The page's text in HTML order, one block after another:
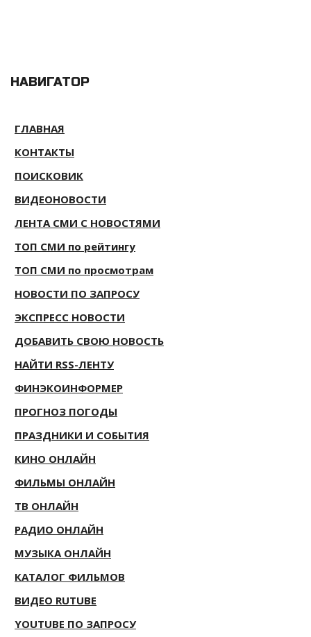
НАВИГАТОР
ГЛАВНАЯ
КОНТАКТЫ
ПОИСКОВИК
ВИДЕОНОВОСТИ
ЛЕНТА СМИ С НОВОСТЯМИ
ТОП СМИ по рейтингу
ТОП СМИ по просмотрам
НОВОСТИ ПО ЗАПРОСУ
ЭКСПРЕСС НОВОСТИ
ДОБАВИТЬ СВОЮ НОВОСТЬ
НАЙТИ RSS-ЛЕНТУ
ФИНЭКОИНФОРМЕР
ПРОГНОЗ ПОГОДЫ
ПРАЗДНИКИ И СОБЫТИЯ
КИНО ОНЛАЙН
ФИЛЬМЫ ОНЛАЙН
ТВ ОНЛАЙН
РАДИО ОНЛАЙН
МУЗЫКА ОНЛАЙН
КАТАЛОГ ФИЛЬМОВ
ВИДЕО RUTUBE
YOUTUBE ПО ЗАПРОСУ